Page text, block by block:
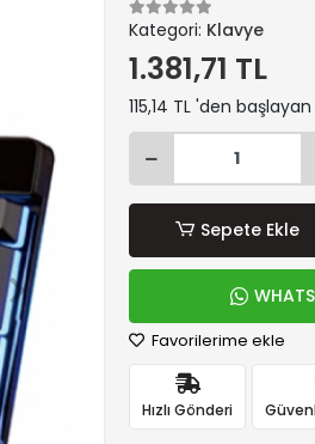
Kategori: Klavye
1.381,71 TL
115,14 TL 'den
Sepete Ekle
Favorilerime ekle
Hızlı Gönderi